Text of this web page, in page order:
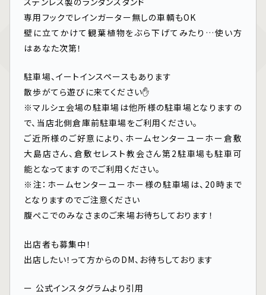
専用フックでレインガーター無しの車輌もOK
壁に立てかけて観葉植物をぶら下げてみたり…使い方
はあなた次第！
駐車場、イートインスペースもあります
散歩がてら遊びに来てください✋
※マルシェ会場の駐車場は他所様の駐車場となりますの
で、当店北側倉庫前駐車場をご利用ください。
ご近所様のご好意により、ホームセンターユーホー倉敷
大島店さん、倉敷セレスト教会さん第2駐車場も駐車可
能となってますのでご利用ください。
※注：ホームセンターユーホー様の駐車場は、20時まで
となりますのでご注意ください
腹ぺこでのみなさまのご来場お待ちしております！
出店者も募集中！
出店したい！って方からのDM、お待ちしております
ー 公式インスタグラムより引用